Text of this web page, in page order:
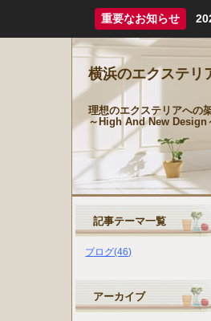
重要なお知らせ
横浜のエクステリ
理想のエクステリアへの
～High And New Design
記事テーマ一覧
ブログ(46)
アーカイブ